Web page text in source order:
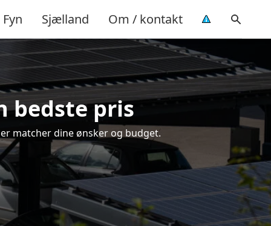
Fyn Sjælland Om / kontakt
bedste pris
matcher dine ønsker og budget.